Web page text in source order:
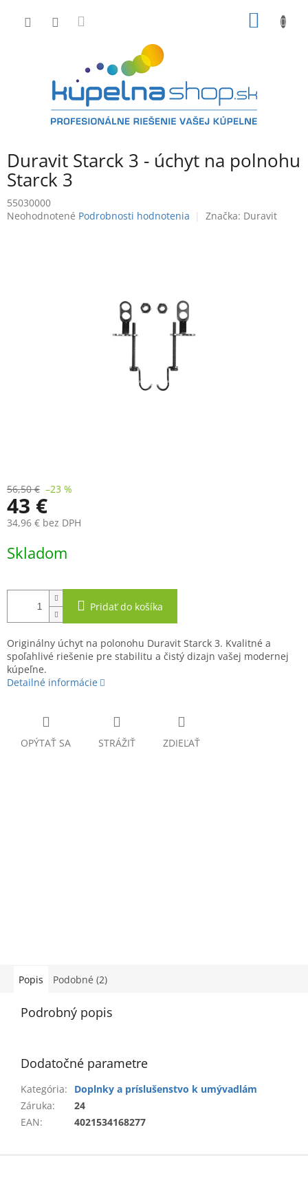
Duravit Starck 3 - úchyt na polnohu
Starck 3
55030000
Priemerné
Neohodnotené Podrobnosti hodnotenia Značka: Duravit
56,50 € –23 %
43 €
34,96 € bez DPH
cena:
Skladom
Pridať do košíka
Originálny úchyt na polonohu Duravit Starck 3. Kvalitné a
spoľahlivé riešenie pre stabilitu a čistý dizajn vašej modernej
kúpeľne.
Detailné informácie
OPÝTAŤ SA STRÁŽIŤ ZDIEĽAŤ
Popis Podobné (2)
Podrobný popis
Dodatočné parametre
Kategória:
Doplnky a príslušenstvo k umývadlám
Záruka:
24
EAN: 4021534168277
Z